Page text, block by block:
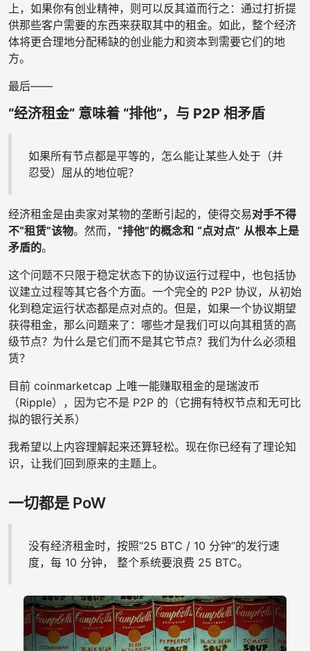
上，如果你有创业精神，则可以反其道而行之：通过打折提
供那些客户需要的东西来获取其中的租金。如此，整个经济
体将更合理地分配稀缺的创业能力和资本到需要它们的地
方。
最后——
“经济租金” 意味着 “排他”，与 P2P 相矛盾
如果所有节点都是平等的，怎么能让某些人处于（并
忍受）屈从的地位呢？
经济租金是由卖家对某物的垄断引起的，使得交易对手不得
不“租赁”该物。然而， “排他”的概念和 “点对点” 从根本上是
矛盾的。
这个问题不只限于稳定状态下的协议运行过程中，也包括协
议建立过程等其它各个方面。一个完全的 P2P 协议，从初始
化到稳定运行状态都是点对点的。但是，如果一个协议期望
获得租金，那么问题来了：哪些才是我们可以向其租赁的高
级节点？为什么是它们而不是其它节点？我们为什么必须租
赁？
目前 coinmarketcap 上唯一能赚取租金的是瑞波币
（Ripple），因为它不是 P2P 的（它拥有特权节点和无可比
拟的银行关系）
我希望以上内容理解起来还算轻松。现在你已经有了理论知
识，让我们回到原来的主题上。
一切都是 PoW
没有经济租金时，按照“25 BTC / 10 分钟”的发行速
度，每 10 分钟， 整个系统要浪费 25 BTC。